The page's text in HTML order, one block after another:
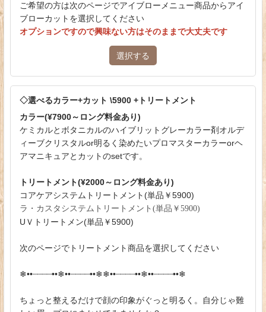
ご希望の方は次のページでアイブローメニュー商品からアイ
ブローカットを選択してください
オプションですので興味ない方はそのままで大丈夫です
選択する
◇選べるカラー+カット \5900 +トリートメント
カラー(¥7900～ロング料金あり)
ケミカルとボタニカルのハイブリットグレーカラー剤オルデ
ィーブクリスタルor明るく染めたいプロマスターカラーorヘ
アマニキュアとカットのsetです。
トリートメント(¥2000～ロング料金あり)
コアケアシステムトリートメント(単品￥5900)
ラ・カスタシステムトリートメント(単品￥5900)
UＶトリートメン(単品￥5900)
次のページでトリートメント商品を選択してください
❄︎••┈┈┈┈••❄︎••┈┈┈┈••❄︎❄︎••┈┈┈┈••❄︎••┈┈┈┈••❄︎
ちょっと整えるだけで顔の印象がぐっと明るく。自分じゃ難